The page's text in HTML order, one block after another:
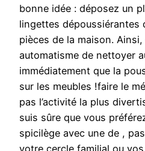
bonne idée : déposez un
lingettes dépoussiérantes
pièces de la maison.
automatisme de nettoyer
immédiatement que la
sur les meubles !faire le
pas l’activité la plus
suis sûre que vous
spicilège avec une de ,